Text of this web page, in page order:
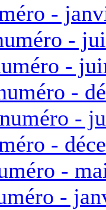
-
-
-
-
-
-
-
-